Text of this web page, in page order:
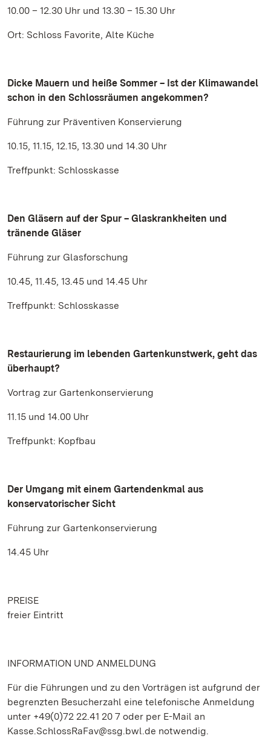
10.00 – 12.30 Uhr und 13.30 – 15.30 Uhr
Ort: Schloss Favorite, Alte Küche
Dicke Mauern und heiße Sommer – Ist der Klimawandel
schon in den Schlossräumen angekommen?
Führung zur Präventiven Konservierung
10.15, 11.15, 12.15, 13.30 und 14.30 Uhr
Treffpunkt: Schlosskasse
Den Gläsern auf der Spur – Glaskrankheiten und
tränende Gläser
Führung zur Glasforschung
10.45, 11.45, 13.45 und 14.45 Uhr
Treffpunkt: Schlosskasse
Restaurierung im lebenden Gartenkunstwerk, geht das
überhaupt?
Vortrag zur Gartenkonservierung
11.15 und 14.00 Uhr
Treffpunkt: Kopfbau
Der Umgang mit einem Gartendenkmal aus
konservatorischer Sicht
Führung zur Gartenkonservierung
14.45 Uhr
PREISE
freier Eintritt
INFORMATION UND ANMELDUNG
Für die Führungen und zu den Vorträgen ist aufgrund der
begrenzten Besucherzahl eine telefonische Anmeldung
unter +49(0)72 22.41 20 7 oder per E-Mail an
Kasse.SchlossRaFav@ssg.bwl.de notwendig.